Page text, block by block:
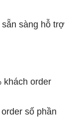
sàng hỗ trợ
khách order
số phần